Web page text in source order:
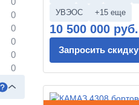
УВЭОС
+15 еще
10 500 000 руб.
Запросить скидку